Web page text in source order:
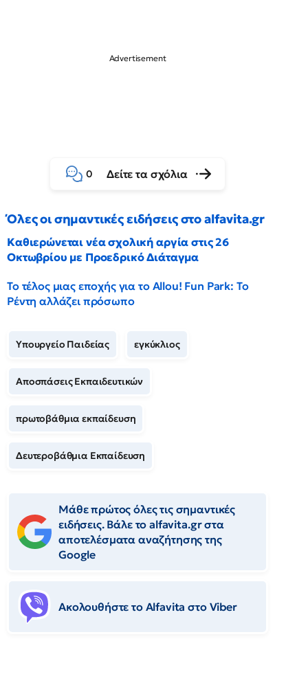
0 Δείτε τα σχόλια
Όλες οι σημαντικές ειδήσεις στο alfavita.gr
Καθιερώνεται νέα σχολική αργία στις 26
Οκτωβρίου με Προεδρικό Διάταγμα
Το τέλος μιας εποχής για το Allou! Fun Park: Το
Ρέντη αλλάζει πρόσωπο
Υπουργείο Παιδείας εγκύκλιος
Αποσπάσεις Εκπαιδευτικών
πρωτοβάθμια εκπαίδευση
Δευτεροβάθμια Εκπαίδευση
Μάθε πρώτος όλες τις σημαντικές
ειδήσεις. Βάλε το alfavita.gr στα
αποτελέσματα αναζήτησης της
Google
Ακολουθήστε το Αlfavita στο Viber